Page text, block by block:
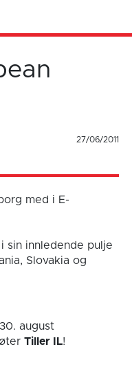
27/06/2011
med i E-
sin innledende pulje
Slovakia og
august
Tiller IL!